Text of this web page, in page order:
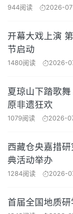
944阅读 2026-
开幕大戏上演
节启动
1480阅读 2026-
夏琼山下踏歌
原非遗狂欢
1079阅读 2026-
西藏仓央嘉措
典活动举办
1284阅读 2026-
首届全国地质